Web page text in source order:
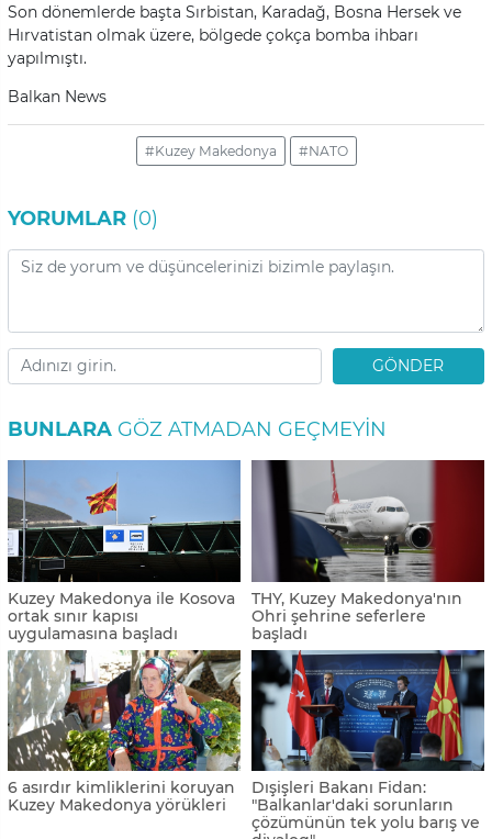
Son dönemlerde başta Sırbistan, Karadağ, Bosna Hersek ve
Hırvatistan olmak üzere, bölgede çokça bomba ihbarı
yapılmıştı.
Balkan News
#Kuzey Makedonya #NATO
YORUMLAR (0)
GÖNDER
BUNLARA GÖZ ATMADAN GEÇMEYIN
Kuzey Makedonya ile Kosova
ortak sınır kapısı
uygulamasına başladı
THY, Kuzey Makedonya'nın
Ohri şehrine seferlere
başladı
6 asırdır kimliklerini koruyan
Kuzey Makedonya yörükleri
Dışişleri Bakanı Fidan:
"Balkanlar'daki sorunların
çözümünün tek yolu barış ve